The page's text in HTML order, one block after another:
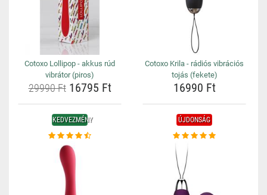
Cotoxo Lollipop - akkus rúd
vibrátor (piros)
29990 Ft16795 Ft
Cotoxo Krila - rádiós vibrációs
tojás (fekete)
16990 Ft
KEDVEZMÉNY ÚJDONSÁG